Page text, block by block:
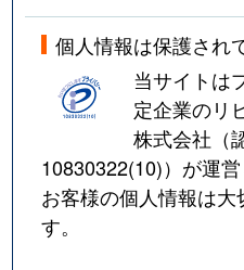
個人情報は保護され
当サイトは
定企業のリ
株式会社（
10830322(10)）が運営
お客様の個人情報は大
す。